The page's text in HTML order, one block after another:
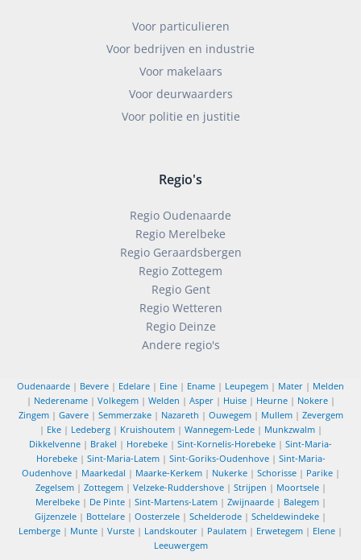
Voor particulieren
Voor bedrijven en industrie
Voor makelaars
Voor deurwaarders
Voor politie en justitie
Regio's
Regio Oudenaarde
Regio Merelbeke
Regio Geraardsbergen
Regio Zottegem
Regio Gent
Regio Wetteren
Regio Deinze
Andere regio's
Oudenaarde | Bevere | Edelare | Eine | Ename | Leupegem | Mater | Melden
| Nederename| Volkegem| Welden | Asper| Huise| Heurne| Nokere|
Zingem| Gavere| Semmerzake| Nazareth | Ouwegem| Mullem| Zevergem
| Eke| Ledeberg| Kruishoutem| Wannegem-Lede| Munkzwalm|
Dikkelvenne | Brakel | Horebeke | Sint-Kornelis-Horebeke | Sint-Maria-
Horebeke| Sint-Maria-Latem| Sint-Goriks-Oudenhove| Sint-Maria-
Oudenhove| Maarkedal | Maarke-Kerkem| Nukerke| Schorisse| Parike|
Zegelsem| Zottegem| Velzeke-Ruddershove| Strijpen | Moortsele|
Merelbeke| De Pinte| Sint-Martens-Latem| Zwijnaarde| Balegem|
Gijzenzele | Bottelare | Oosterzele | Schelderode | Scheldewindeke |
Lemberge | Munte | Vurste | Landskouter | Paulatem | Erwetegem | Elene |
Leeuwergem